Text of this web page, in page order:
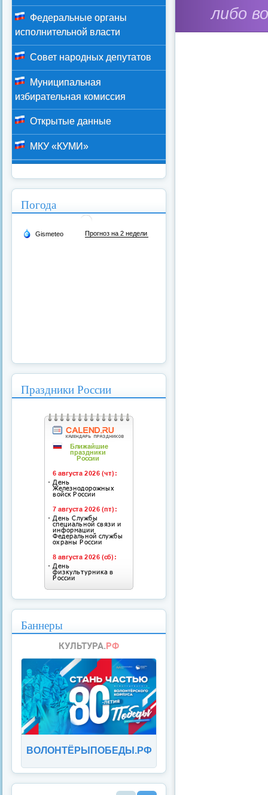
либо
Федеральные органы
исполнительной власти
Совет народных депутатов
Муниципальная
избирательная комиссия
Открытые данные
МКУ «КУМИ»
Погода
Праздники России
Баннеры
ВОЛОНТЁРЫПОБЕДЫ.РФ